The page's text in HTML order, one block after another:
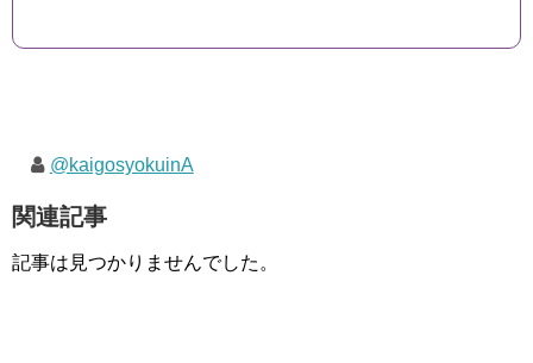
@kaigosyokuinA
関連記事
記事は見つかりませんでした。